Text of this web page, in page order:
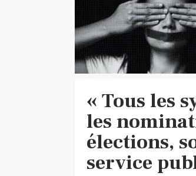
« Tous les
les
élections,
service